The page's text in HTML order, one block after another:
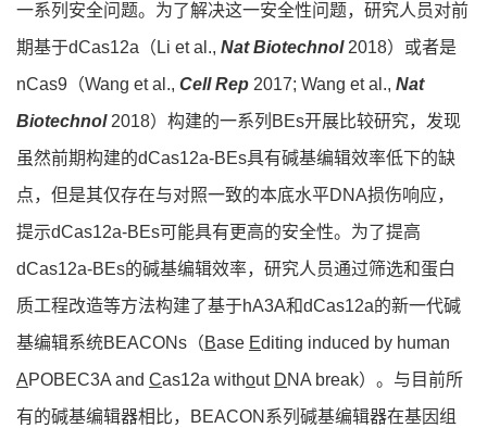
一系列安全问题。为了解决这一安全性问题，研究人员对前
期基于dCas12a（Li et al., Nat Biotechnol2018）或者是
nCas9（Wang et al., Cell Rep 2017; Wang et al., Nat
Biotechnol2018）构建的一系列BEs开展比较研究，发现
虽然前期构建的dCas12a-BEs具有碱基编辑效率低下的缺
点，但是其仅存在与对照一致的本底水平DNA损伤响应，
提示dCas12a-BEs可能具有更高的安全性。为了提高
dCas12a-BEs的碱基编辑效率，研究人员通过筛选和蛋白
质工程改造等方法构建了基于hA3A和dCas12a的新一代碱
基编辑系统BEACONs（ Base Editing induced by human
APOBEC3A and Cas12a without DNA break）。与目前所
有的碱基编辑器相比，BEACON系列碱基编辑器在基因组